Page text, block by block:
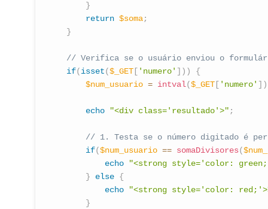
}
return $soma;
}
// Verifica se o usuário enviou o
if(isset($_GET [ 'numero' ] ) )
{
$num_usuario = intval($_GET [ 'numero' ] )
echo "<div class='resultado'>" ;
// 1. Testa se o número digitado é
if($num_usuario == somaDivisores(
echo
"<strong style='color:
}
else {
echo
"<strong style='color:
}